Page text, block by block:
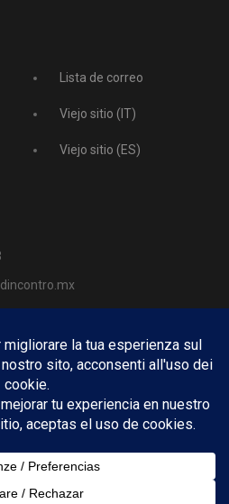
Lista de correo
Viejo sitio (IT)
Viejo sitio (ES)